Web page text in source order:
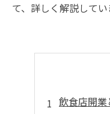
て、詳しく解説してい
飲食店開